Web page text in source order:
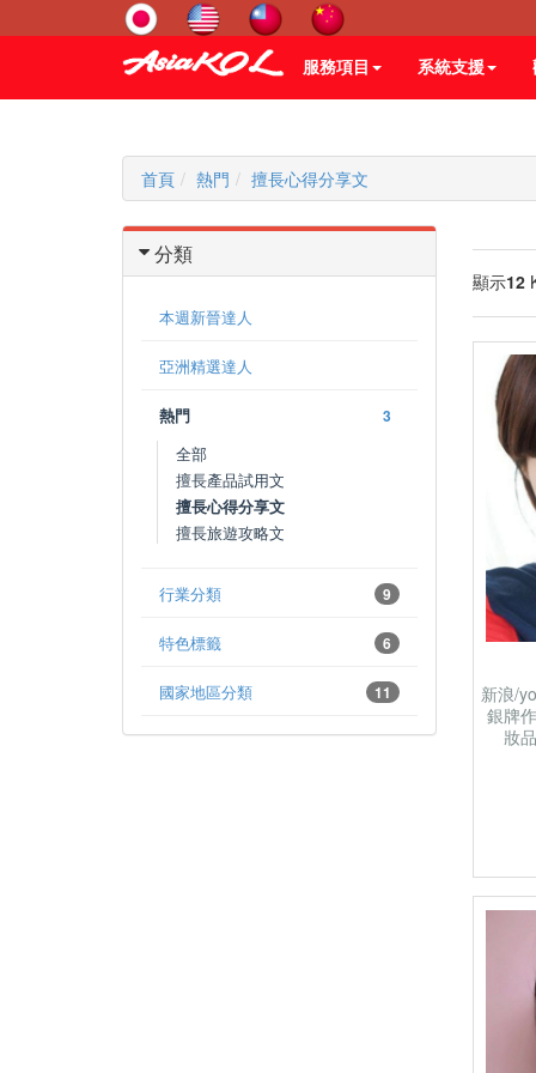
服務項目 系統支援
首頁 熱門 擅長心得分享文
分類
本週新晉達人
亞洲精選達人
3
熱門
全部
擅長產品試用文
擅長心得分享文
擅長旅遊攻略文
9
行業分類
6
特色標籤
11
國家地區分類
顯示12
新浪/
銀牌
妝